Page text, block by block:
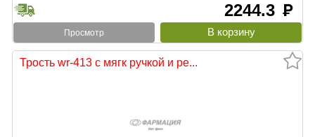
2244.3 руб
Просмотр
Трость wr-413 с мягк ручкой и ре...